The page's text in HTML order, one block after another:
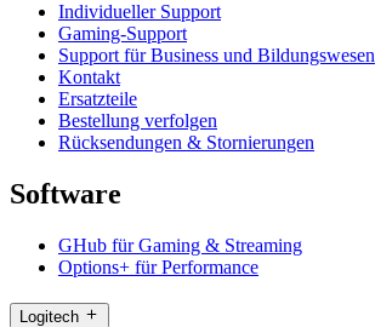
Individueller Support
Gaming-Support
Support für Business und Bildungswesen
Kontakt
Ersatzteile
Bestellung verfolgen
Rücksendungen & Stornierungen
Software
GHub für Gaming & Streaming
Options+ für Performance
Logitech